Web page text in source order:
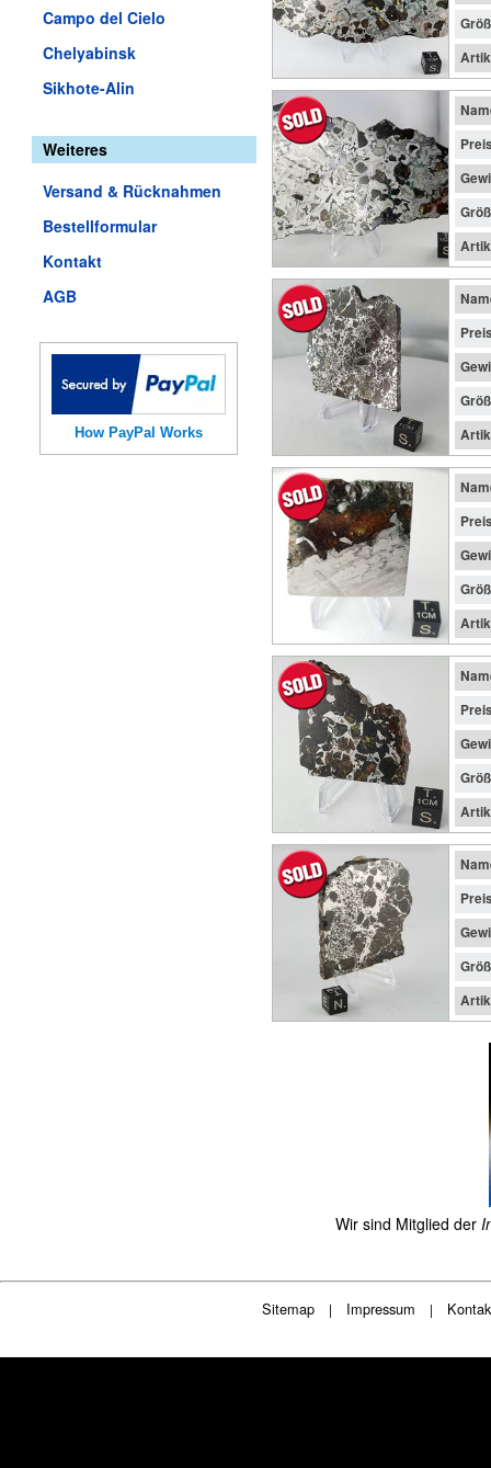
Campo del Cielo
Chelyabinsk
Sikhote-Alin
Weiteres
Versand & Rücknahmen
Bestellformular
Kontakt
AGB
How PayPal Works
Wir sind Mitglied der
Sitemap | Impressum |